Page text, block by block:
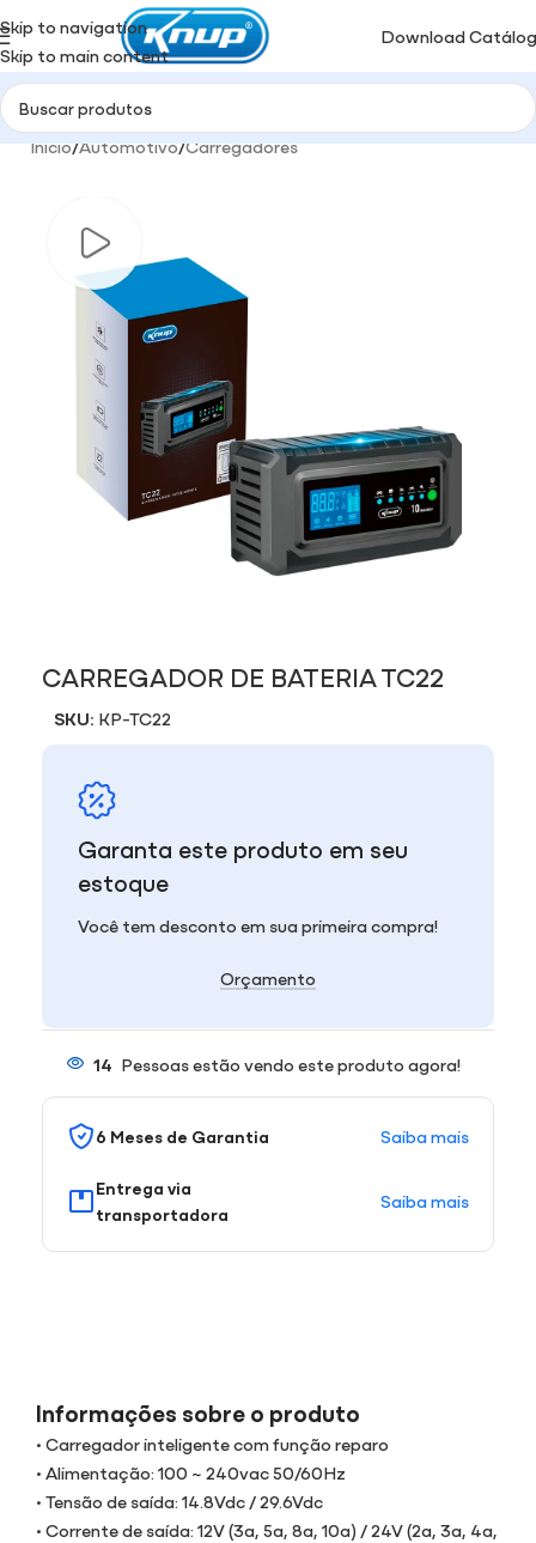
Skip to navigation
Skip to main content
Download
Início/Automotivo/Carregadores
CARREGADOR DE BATERIA TC22
SKU: KP-TC22
Garanta este produto em seu
estoque
Você tem desconto em sua primeira compra!
Orçamento
14 Pessoas estão vendo este produto agora!
6 Meses de Garantia Saiba mais
Entrega via
transportadora
Saiba mais
Informações sobre o produto
• Carregador inteligente com função reparo
• Alimentação: 100 ~ 240vac 50/60Hz
• Tensão de saída: 14.8Vdc / 29.6Vdc
• Corrente de saída: 12V (3a, 5a, 8a, 10a) / 24V (2a, 3a, 4a,